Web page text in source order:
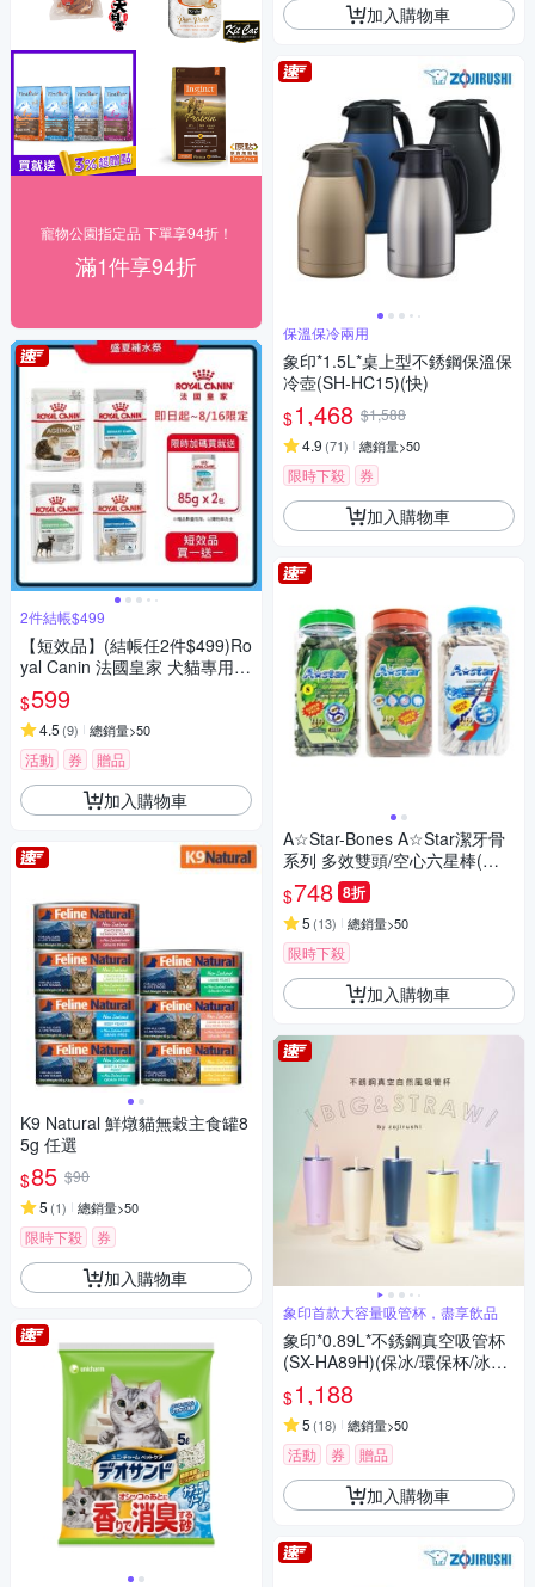
寵物公園指定品 下單享94折！
滿1件享94折
2件結帳$499
【短效品】(結帳任2件$499)Ro
yal Canin 法國皇家 犬貓專用濕
糧餐包85Gx12包/盒-任選
$599
4.5 (9) 總銷量>50
活動 券 贈品
加入購物車
K9 Natural 鮮燉貓無穀主食罐8
5g 任選
$85 $90
5 (1) 總銷量>50
限時下殺 券
加入購物車
加入購物車
保溫保冷兩用
象印*1.5L*桌上型不銹鋼保溫保
冷壺(SH-HC15)(快)
$1,468 $1,588
4.9 (71) 總銷量>50
限時下殺 券
加入購物車
A☆Star-Bones A☆Star潔牙骨
系列 多效雙頭/空心六星棒(保
健骨骼)/亮白螺旋五星棒 1900g
★
$748 8折
5 (13) 總銷量>50
限時下殺
加入購物車
象印首款大容量吸管杯，盡享飲品
象印*0.89L*不銹鋼真空吸管杯
(SX-HA89H)(保冰/環保杯/冰壩
杯)(快)
$1,188
5 (18) 總銷量>50
活動 券 贈品
加入購物車